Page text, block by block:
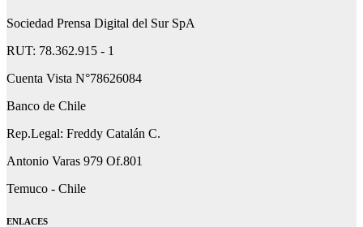
Sociedad Prensa Digital del Sur SpA
RUT: 78.362.915 - 1
Cuenta Vista N°78626084
Banco de Chile
Rep.Legal: Freddy Catalán C.
Antonio Varas 979 Of.801
Temuco - Chile
ENLACES